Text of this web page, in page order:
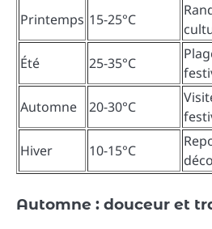
Printemps 15-25°C
Été
25-35°C
Automne
20-30°C
Hiver
10-15°C
Automne : douceur et